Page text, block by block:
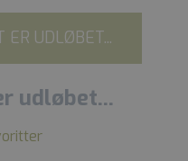
ER UDLØBET...
udløbet...